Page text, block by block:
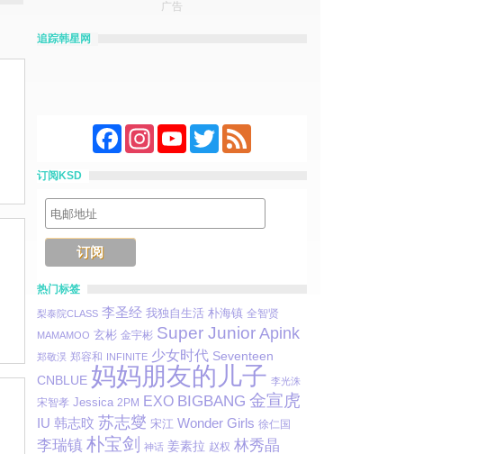
广告
追踪韩星网
FacebookInstagramYouTubeTwitterFeed
订阅KSD
热门标签
梨泰院CLASS 李圣经 我独自生活 朴海镇 全智贤
MAMAMOO 玄彬 金宇彬 Super Junior Apink
郑敬淏 郑容和 INFINITE 少女时代 Seventeen
CNBLUE 妈妈朋友的儿子 李光洙
宋智孝 Jessica 2PM EXO BIGBANG 金宣虎
IU 韩志旼 苏志燮 宋江 Wonder Girls 徐仁国
李瑞镇 朴宝剑 神话 姜素拉 赵权 林秀晶